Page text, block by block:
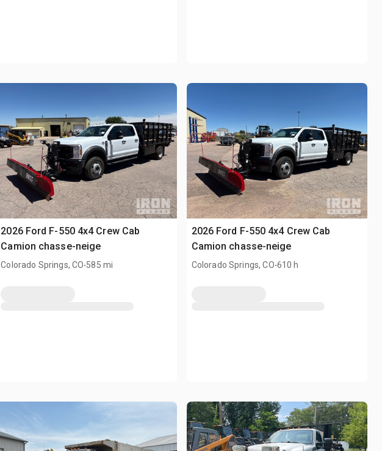
2026 Ford F-550 4x4 Crew Cab
Camion chasse-neige
Colorado Springs, CO.585 mi
2026 Ford F-550 4x4 Crew Cab
Camion chasse-neige
Colorado Springs, CO.610 h